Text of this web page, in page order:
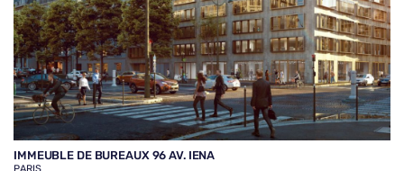
IMMEUBLE DE BUREAUX 96 AV. IENA